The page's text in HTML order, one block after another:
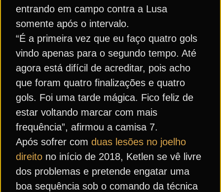
entrando em campo contra a Lusa
somente após o intervalo.
“É a primeira vez que eu faço quatro gols
vindo apenas para o segundo tempo. Até
agora está difícil de acreditar, pois acho
que foram quatro finalizações e quatro
gols. Foi uma tarde mágica. Fico feliz de
estar voltando marcar com mais
frequência”, afirmou a camisa 7.
Após sofrer com duas lesões no joelho
direito no início de 2018, Ketlen se vê livre
dos problemas e pretende engatar uma
boa sequência sob o comando da técnica